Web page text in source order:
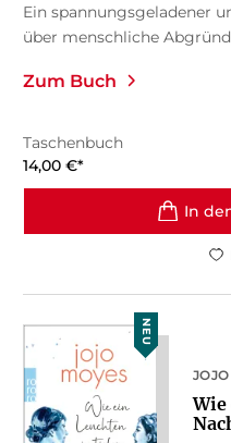
Ein spannungsgeladener
über menschliche
Zum Buch
Taschenbuch
14,00 €*
In
NEU